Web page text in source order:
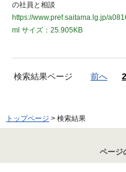
の社員と相談
https://www.pref.saitama.lg.jp/
ml サイズ：25.905KB
検索結果ページ 前へ
トップページ > 検索結果
ページ